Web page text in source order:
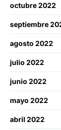
octubre 2022
septiembre
agosto 2022
julio 2022
junio 2022
mayo 2022
abril 2022